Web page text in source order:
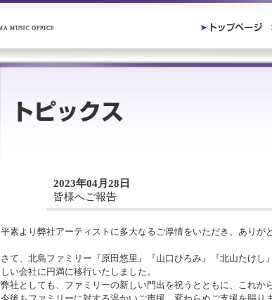
2023年04月28日
皆様へご報告
平素より弊社アーティストに多大なるご厚情をいただき、ありが
さて、北島ファミリー『原田悠里』『山口ひろみ』『北山たけ
しい会社に円満に移行いたしました。
弊社としても、ファミリーの新しい門出を祝うとともに、これか